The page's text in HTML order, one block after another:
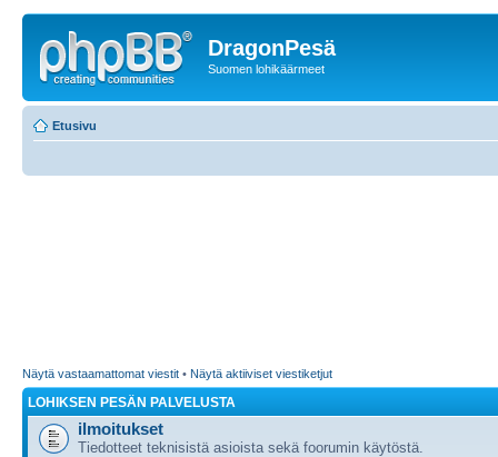
DragonPesä
Suomen lohikäärmeet
Etusivu
Näytä vastaamattomat viestit • Näytä aktiiviset viestiketjut
LOHIKSEN PESÄN PALVELUSTA
ilmoitukset
Tiedotteet teknisistä asioista sekä foorumin käytöstä.